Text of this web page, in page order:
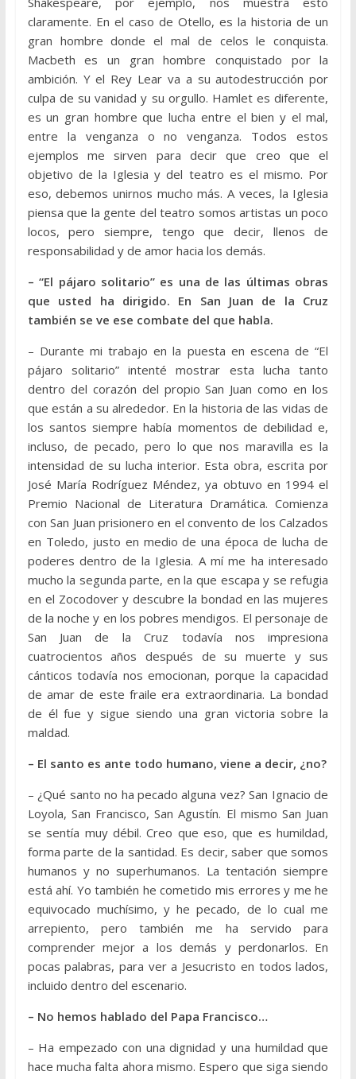
claramente. En el caso de Otello, es la historia de un
gran hombre donde el mal de celos le conquista.
Macbeth es un gran hombre conquistado por la
ambición. Y el Rey Lear va a su autodestrucción por
culpa de su vanidad y su orgullo. Hamlet es diferente,
es un gran hombre que lucha entre el bien y el mal,
entre la venganza o no venganza. Todos estos
ejemplos me sirven para decir que creo que el
objetivo de la Iglesia y del teatro es el mismo. Por
eso, debemos unirnos mucho más. A veces, la Iglesia
piensa que la gente del teatro somos artistas un poco
locos, pero siempre, tengo que decir, llenos de
responsabilidad y de amor hacia los demás.
– “El pájaro solitario” es una de las últimas obras
que usted ha dirigido. En San Juan de la Cruz
también se ve ese combate del que habla.
– Durante mi trabajo en la puesta en escena de “El
pájaro solitario” intenté mostrar esta lucha tanto
dentro del corazón del propio San Juan como en los
que están a su alrededor. En la historia de las vidas de
los santos siempre había momentos de debilidad e,
incluso, de pecado, pero lo que nos maravilla es la
intensidad de su lucha interior. Esta obra, escrita por
José María Rodríguez Méndez, ya obtuvo en 1994 el
Premio Nacional de Literatura Dramática. Comienza
con San Juan prisionero en el convento de los Calzados
en Toledo, justo en medio de una época de lucha de
poderes dentro de la Iglesia. A mí me ha interesado
mucho la segunda parte, en la que escapa y se refugia
en el Zocodover y descubre la bondad en las mujeres
de la noche y en los pobres mendigos. El personaje de
San Juan de la Cruz todavía nos impresiona
cuatrocientos años después de su muerte y sus
cánticos todavía nos emocionan, porque la capacidad
de amar de este fraile era extraordinaria. La bondad
de él fue y sigue siendo una gran victoria sobre la
maldad.
– El santo es ante todo humano, viene a decir, ¿no?
– ¿Qué santo no ha pecado alguna vez? San Ignacio de
Loyola, San Francisco, San Agustín. El mismo San Juan
se sentía muy débil. Creo que eso, que es humildad,
forma parte de la santidad. Es decir, saber que somos
humanos y no superhumanos. La tentación siempre
está ahí. Yo también he cometido mis errores y me he
equivocado muchísimo, y he pecado, de lo cual me
arrepiento, pero también me ha servido para
comprender mejor a los demás y perdonarlos. En
pocas palabras, para ver a Jesucristo en todos lados,
incluido dentro del escenario.
– No hemos hablado del Papa Francisco…
– Ha empezado con una dignidad y una humildad que
hace mucha falta ahora mismo. Espero que siga siendo